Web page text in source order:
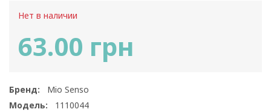
Нет в наличии
63.00 грн
Бренд:
Mio Senso
Модель:
1110044